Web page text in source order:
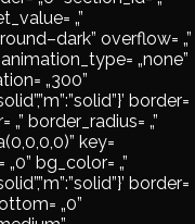
„”
overflow= „”
animation_type= „none”
„300”
border=
„” border_radius= „”
key=
bg_color= „”
border=
„0”